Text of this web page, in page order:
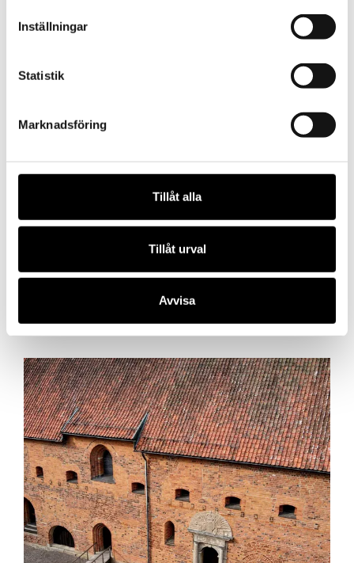
Inställningar
Statistik
Marknadsföring
Tillåt alla
Tillåt urval
Avvisa
Museibyggnaden